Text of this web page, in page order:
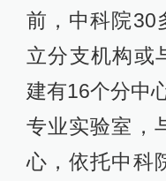
前，中科院30
立分支机构或
建有16个分中
专业实验室，
心，依托中科